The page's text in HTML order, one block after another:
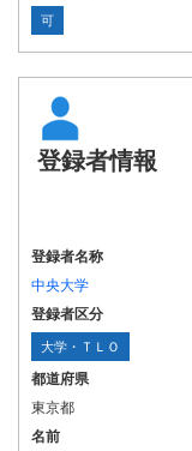
可
登録者情報
登録者名称
中央大学
登録者区分
大学・ＴＬＯ
都道府県
東京都
名前